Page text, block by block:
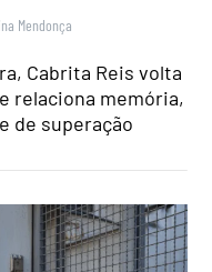
Mendonça
Cabrita Reis volta
relaciona memória,
de superação